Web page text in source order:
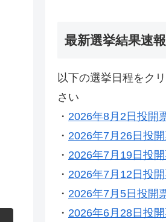
最新選挙結果速
以下の選挙日程をク
さい
・ 2026年8月2日投開
・ 2026年7月26日投
・ 2026年7月19日投
・ 2026年7月12日投
・ 2026年7月5日投開
・ 2026年6月28日投